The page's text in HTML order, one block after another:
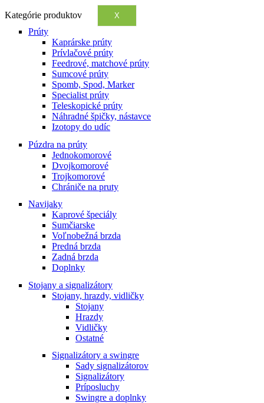
Kategórie produktov X
Prúty
Kaprárske prúty
Prívlačové prúty
Feedrové, matchové prúty
Sumcové prúty
Spomb, Spod, Marker
Specialist prúty
Teleskopické prúty
Náhradné špičky, nástavce
Izotopy do udíc
Púzdra na prúty
Jednokomorové
Dvojkomorové
Trojkomorové
Chrániče na pruty
Navijaky
Kaprové špeciály
Sumčiarske
Voľnobežná brzda
Predná brzda
Zadná brzda
Doplnky
Stojany a signalizátory
Stojany, hrazdy, vidličky
Stojany
Hrazdy
Vidličky
Ostatné
Signalizátory a swingre
Sady signalizátorov
Signalizátory
Príposluchy
Swingre a doplnky